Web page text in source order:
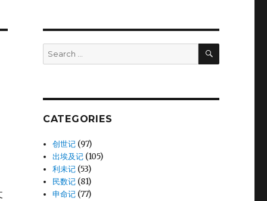
Search
for:
SEARCH
CATEGORIES
创世记 (97)
出埃及记 (105)
利未记 (53)
民数记 (81)
申命记 (77)